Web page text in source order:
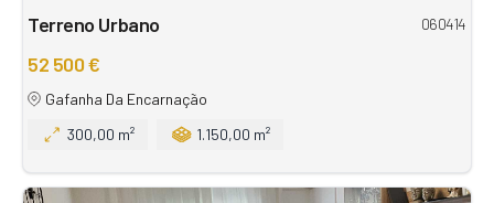
Terreno Urbano 060414
52 500 €
Gafanha Da Encarnação
300,00 m²
1.150,00 m²